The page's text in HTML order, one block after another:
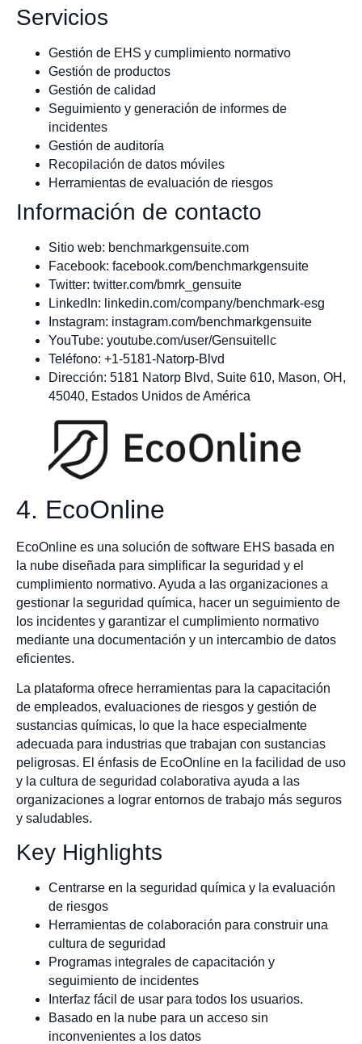
Servicios
Gestión de EHS y cumplimiento normativo
Gestión de productos
Gestión de calidad
Seguimiento y generación de informes de
incidentes
Gestión de auditoría
Recopilación de datos móviles
Herramientas de evaluación de riesgos
Información de contacto
Sitio web: benchmarkgensuite.com
Facebook: facebook.com/benchmarkgensuite
Twitter: twitter.com/bmrk_gensuite
LinkedIn: linkedin.com/company/benchmark-esg
Instagram: instagram.com/benchmarkgensuite
YouTube: youtube.com/user/Gensuitellc
Teléfono: +1-5181-Natorp-Blvd
Dirección: 5181 Natorp Blvd, Suite 610, Mason, OH,
45040, Estados Unidos de América
4. EcoOnline
EcoOnline es una solución de software EHS basada en
la nube diseñada para simplificar la seguridad y el
cumplimiento normativo. Ayuda a las organizaciones a
gestionar la seguridad química, hacer un seguimiento de
los incidentes y garantizar el cumplimiento normativo
mediante una documentación y un intercambio de datos
eficientes.
La plataforma ofrece herramientas para la capacitación
de empleados, evaluaciones de riesgos y gestión de
sustancias químicas, lo que la hace especialmente
adecuada para industrias que trabajan con sustancias
peligrosas. El énfasis de EcoOnline en la facilidad de uso
y la cultura de seguridad colaborativa ayuda a las
organizaciones a lograr entornos de trabajo más seguros
y saludables.
Key Highlights
Centrarse en la seguridad química y la evaluación
de riesgos
Herramientas de colaboración para construir una
cultura de seguridad
Programas integrales de capacitación y
seguimiento de incidentes
Interfaz fácil de usar para todos los usuarios.
Basado en la nube para un acceso sin
inconvenientes a los datos